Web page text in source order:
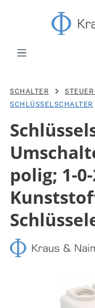
Zum Hauptinhalt springen
SCHALTER
SCHLÜSSELSCHALTER
polig; 1-
Bildergalerie